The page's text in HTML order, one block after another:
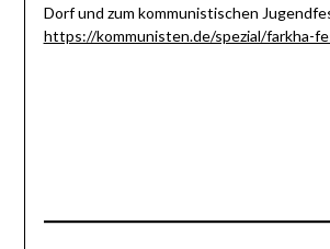
Dorf und zum kommunistischen
https://kommunisten.de/spezial/farkha-